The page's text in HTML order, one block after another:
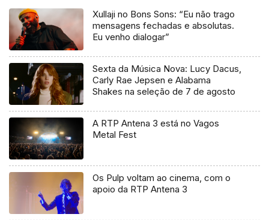
Xullaji no Bons Sons: “Eu não trago
mensagens fechadas e absolutas.
Eu venho dialogar”
Sexta da Música Nova: Lucy Dacus,
Carly Rae Jepsen e Alabama
Shakes na seleção de 7 de agosto
A RTP Antena 3 está no Vagos
Metal Fest
Os Pulp voltam ao cinema, com o
apoio da RTP Antena 3